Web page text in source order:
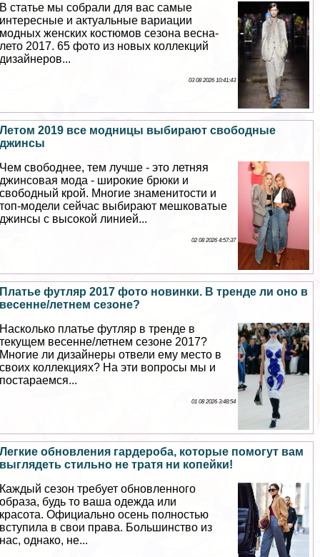
В статье мы собрали для вас самые
интересные и актуальные вариации
модных женских костюмов сезона весна-
лето 2017. 65 фото из новых коллекций
дизайнеров...
03 08 2026 10:41:43
Летом 2019 все модницы выбирают свободные
джинсы
Чем свободнее, тем лучше - это летняя
джинсовая мода - широкие брюки и
свободный крой. Многие знаменитости и
топ-модели сейчас выбирают мешковатые
джинсы с высокой линией...
02 08 2026 4:57:37
Платье футляр 2017 фото новинки. В тренде ли оно в
весенне/летнем сезоне?
Насколько платье футляр в тренде в
текущем весенне/летнем сезоне 2017?
Многие ли дизайнеры отвели ему место в
своих коллекциях? На эти вопросы мы и
постараемся...
01 08 2026 3:48:54
Легкие обновления гардероба, которые помогут вам
выглядеть стильно не тратя ни копейки!
Каждый сезон требует обновленного
образа, будь то ваша одежда или
красота. Официально осень полностью
вступила в свои права. Большинство из
нас, однако, не...